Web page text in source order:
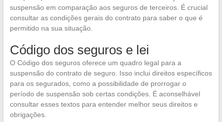
suspensão em comparação aos seguros de terceiros. É crucial
consultar as condições gerais do contrato para saber o que é
permitido na sua situação.
Código dos seguros e lei
O Código dos seguros oferece um quadro legal para a
suspensão do contrato de seguro. Isso inclui direitos específicos
para os segurados, como a possibilidade de prorrogar o
período de suspensão sob certas condições. É aconselhável
consultar esses textos para entender melhor seus direitos e
obrigações.